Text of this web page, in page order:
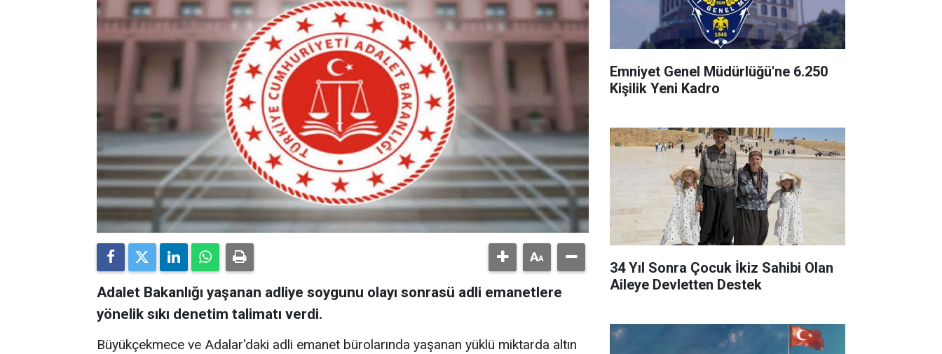
Adalet Bakanlığı yaşanan adliye soygunu olayı sonrasü adli emanetlere
yönelik sıkı denetim talimatı verdi.
Büyükçekmece ve Adalar'daki adli emanet bürolarında yaşanan yüklü miktarda altın
Emniyet Genel Müdürlüğü'ne 6.250
Kişilik Yeni Kadro
34 Yıl Sonra Çocuk İkiz Sahibi Olan
Aileye Devletten Destek